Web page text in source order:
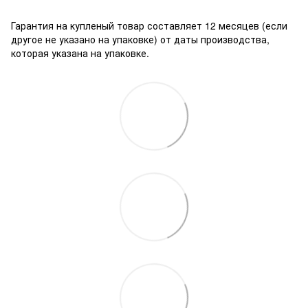
Гарантия на купленый товар составляет 12 месяцев (если
другое не указано на упаковке) от даты производства,
которая указана на упаковке.